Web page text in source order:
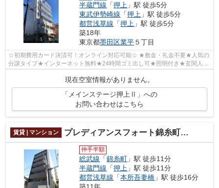
半蔵門線 「押上 」駅 徒歩5分
東武伊勢崎線 「押上 」駅 徒歩5分
都営浅草線 「押上 」駅 徒歩5分
築18年
東京都墨田区業平５丁目
☆初期費用カード決済可！オンライン対応可能☆ ★敷金・礼金不要★人気の
分譲タイプ★インターネット無料★24時間ゴミ出し可★照明付き★玄関人感
現在空室情報がありません。
「メインステージ押上Ⅱ」への
お問い合わせはこちら
賃貸 | マンション プレディアンスフォート錦糸町ＨＹ’ｓ
仲手半額
総武線 「錦糸町 」駅 徒歩11分
半蔵門線 「押上 」駅 徒歩11分
都営浅草線 「本所吾妻橋 」駅 徒歩16分